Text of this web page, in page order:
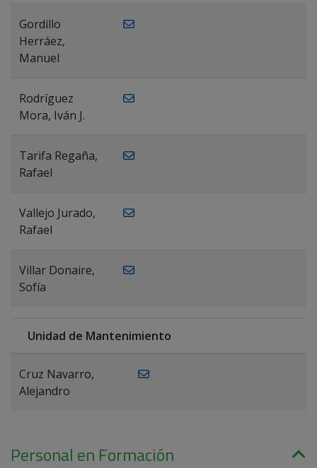
Gordillo
Herráez,
Manuel
Rodríguez
Mora, Iván J.
Tarifa Regaña,
Rafael
Vallejo Jurado,
Rafael
Villar Donaire,
Sofía
Unidad de Mantenimiento
Cruz Navarro,
Alejandro
Personal en Formación